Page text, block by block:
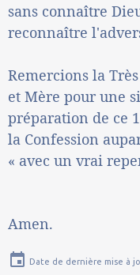
sans connaître
reconnaître
Remercions la Trè
et Mère pour une
préparation de ce
la Confession
« avec un vrai
Amen.
Date de dernière mise à